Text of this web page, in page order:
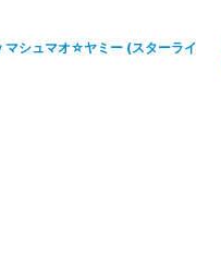
シュマオ☆ヤミー (スターライ